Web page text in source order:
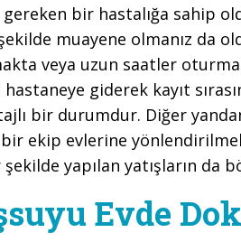
bir hastalığa sahip
muayene olmanız da
veya uzun saatler
hastaneye giderek kayıt
bir durumdur. Diğer
ekip evlerine
yapılan yatışların da
Evde